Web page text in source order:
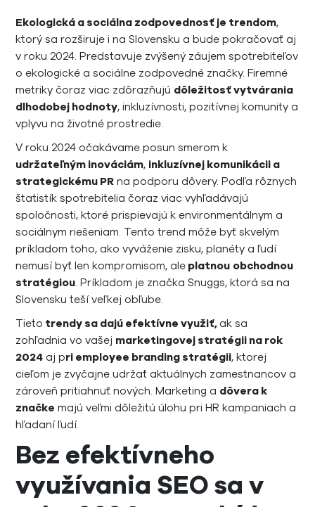
Ekologická a sociálna zodpovednosť je trendom,
ktorý sa rozširuje i na Slovensku a bude pokračovať aj
v roku 2024. Predstavuje zvýšený záujem spotrebiteľov
o ekologické a sociálne zodpovedné značky. Firemné
metriky čoraz viac zdôrazňujú dôležitosť vytvárania
dlhodobej hodnoty, inkluzívnosti, pozitívnej komunity a
vplyvu na životné prostredie.
V roku 2024 očakávame posun smerom k
udržateľným inováciám, inkluzívnej komunikácii a
strategickému PR na podporu dôvery. Podľa rôznych
štatistík spotrebitelia čoraz viac vyhľadávajú
spoločnosti, ktoré prispievajú k environmentálnym a
sociálnym riešeniam. Tento trend môže byť skvelým
príkladom toho, ako vyváženie zisku, planéty a ľudí
nemusí byť len kompromisom, ale platnou obchodnou
stratégiou. Príkladom je značka Snuggs, ktorá sa na
Slovensku teší veľkej obľube.
Tieto trendy sa dajú efektívne využiť, ak sa
zohľadnia vo vašej marketingovej stratégii na rok
2024 aj pri employee branding stratégii, ktorej
cieľom je zvyčajne udržať aktuálnych zamestnancov a
zároveň pritiahnuť nových. Marketing a dôvera k
značke majú veľmi dôležitú úlohu pri HR kampaniach a
hľadaní ľudí.
Bez efektívneho
využívania SEO sa v